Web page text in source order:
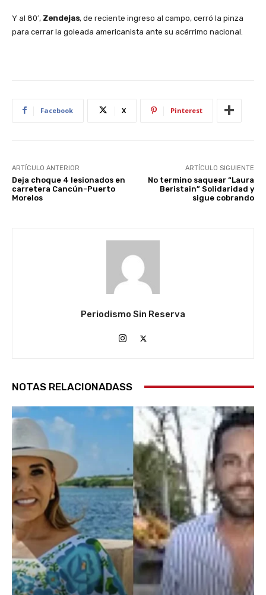
Y al 80′, Zendejas, de reciente ingreso al campo, cerró la pinza
para cerrar la goleada americanista ante su acérrimo nacional.
Facebook X Pinterest
ARTÍCULO ANTERIOR
Deja choque 4 lesionados en
carretera Cancún-Puerto
Morelos
ARTÍCULO SIGUIENTE
No termino saquear “Laura
Beristain” Solidaridad y
sigue cobrando
Periodismo Sin Reserva
NOTAS RELACIONADASS